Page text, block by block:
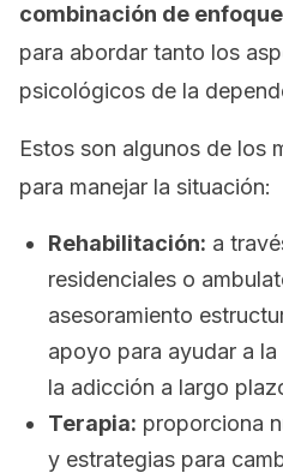
combinación de
para abordar tanto los
psicológicos de la
Estos son algunos de los
para manejar la situación:
Rehabilitación: a
residenciales o
asesoramiento
apoyo para ayudar a
la adicción a largo
Terapia: proporciona
y estrategias para